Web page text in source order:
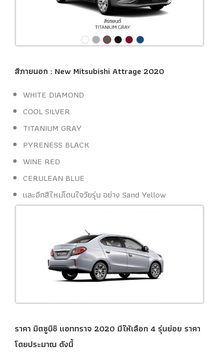
สีภายนอก : New Mitsubishi Attrage 2020
WHITE DIAMOND
COOL SILVER
TITANIUM GRAY
PYRENESS BLACK
WINE RED
CERULEAN BLUE
และอีกสีใหม่โดนใจวัยรุ่น อย่าง Sand Yellow
ราคา มิตซูบิชิ แอททราจ 2020 มีให้เลือก 4 รุ่นย่อย ราคา
โดยประมาณ ดังนี้